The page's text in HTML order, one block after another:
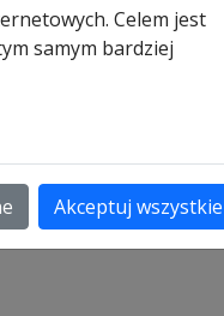
Celem jest
samym bardziej
Akceptuj wszystkie